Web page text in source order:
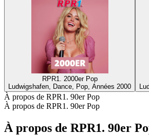
RPR1. 2000er Pop
Ludwigshafen, Dance, Pop, Années 2000
À propos de RPR1. 90er Pop
À propos de RPR1. 90er Pop
À propos de RPR1. 90er